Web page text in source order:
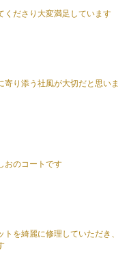
くださり大変満足しています
寄り添う社風が大切だと思いま
おのコートです
を綺麗に修理していただき、